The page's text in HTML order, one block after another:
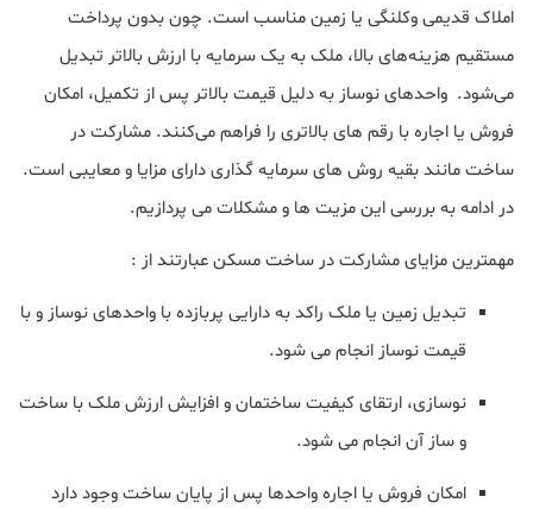
املاک قدیمی وکلنگی یا زمین مناسب است. چون بدون پرداخت
مستقیم هزینه‌های بالا، ملک به یک سرمایه با ارزش بالاتر تبدیل
می‌شود. واحدهای نوساز به دلیل قیمت بالاتر پس از تکمیل، امکان
فروش یا اجاره با رقم های بالاتری را فراهم می‌کنند. مشارکت در
ساخت مانند بقیه روش های سرمایه گذاری دارای مزایا و معایبی است.
در ادامه به بررسی این مزیت ها و مشکلات می پردازیم.
مهمترین مزایای مشارکت در ساخت مسکن عبارتند از :
تبدیل زمین یا ملک راکد به دارایی پربازده با واحدهای نوساز و با
قیمت نوساز انجام می شود.
نوسازی، ارتقای کیفیت ساختمان و افزایش ارزش ملک با ساخت
و ساز آن انجام می شود.
امکان فروش یا اجاره واحدها پس از پایان ساخت وجود دارد